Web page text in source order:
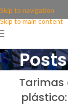
Skip to navigation
Skip to main content